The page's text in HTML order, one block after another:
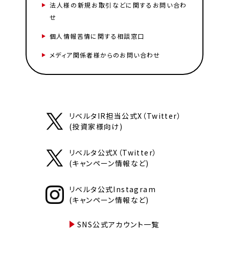
法人様の新規お取引などに関するお問い合わ
せ
個人情報苦情に関する相談窓口
メディア関係者様からのお問い合わせ
リベルタIR担当公式X（Twitter）
(投資家様向け)
リベルタ公式X（Twitter）
(キャンペーン情報など)
リベルタ公式Instagram
(キャンペーン情報など)
SNS公式アカウント一覧